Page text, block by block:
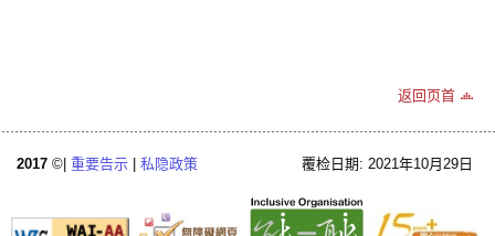
返回页首
2017 ©| 重要告示 私隐政策 覆检日期: 2021年10月29日